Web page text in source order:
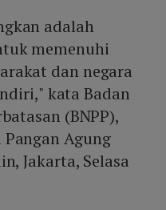
adalah
memenuhi
dan negara
kata Badan
(BNPP),
Agung
Jakarta, Selasa